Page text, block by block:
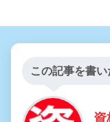
この記事を書い